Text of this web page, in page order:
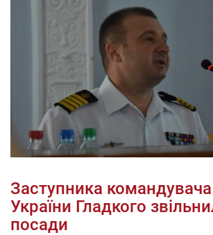
Заступника
України Гладкого
посади